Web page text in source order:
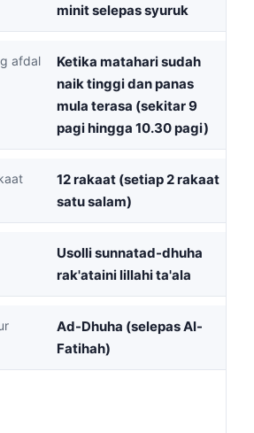
minit selepas syuruk
afdal
Ketika matahari sudah
naik tinggi dan panas
mula terasa (sekitar 9
pagi hingga 10.30 pagi)
12 rakaat (setiap 2 rakaat
satu salam)
Usolli sunnatad-dhuha
rak'ataini lillahi ta'ala
Ad-Dhuha (selepas Al-
Fatihah)